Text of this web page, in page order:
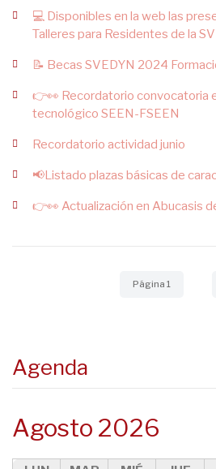
💻 Disponibles en la web las
Talleres para Residentes de la
📝 Becas SVEDYN 2024
👉👀 Recordatorio convocatoria
tecnológico SEEN-FSEEN
Recordatorio actividad junio
📢Listado plazas básicas de
👉👀 Actualización en Abucasis
Página 1
Agenda
Agosto 2026